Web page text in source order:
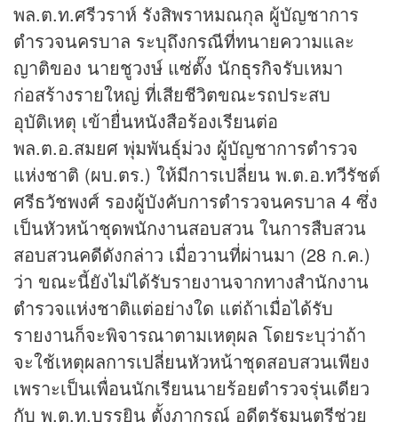
พล.ต.ท.ศรีวราห์ รังสิพราหมณกุล ผู้บัญชาการ
ตำรวจนครบาล ระบุถึงกรณีที่ทนายความและ
ญาติของ นายชูวงษ์ แซ่ตั๊ง นักธุรกิจรับเหมา
ก่อสร้างรายใหญ่ ที่เสียชีวิตขณะรถประสบ
อุบัติเหตุ เข้ายื่นหนังสือร้องเรียนต่อ
พล.ต.อ.สมยศ พุ่มพันธุ์ม่วง ผู้บัญชาการตำรวจ
แห่งชาติ (ผบ.ตร.) ให้มีการเปลี่ยน พ.ต.อ.ทวีรัชต์
ศรีธวัชพงศ์ รองผู้บังคับการตำรวจนครบาล 4 ซึ่ง
เป็นหัวหน้าชุดพนักงานสอบสวน ในการสืบสวน
สอบสวนคดีดังกล่าว เมื่อวานที่ผ่านมา (28 ก.ค.)
ว่า ขณะนี้ยังไม่ได้รับรายงานจากทางสำนักงาน
ตำรวจแห่งชาติแต่อย่างใด แต่ถ้าเมื่อได้รับ
รายงานก็จะพิจารณาตามเหตุผล โดยระบุว่าถ้า
จะใช้เหตุผลการเปลี่ยนหัวหน้าชุดสอบสวนเพียง
เพราะเป็นเพื่อนนักเรียนนายร้อยตำรวจรุ่นเดียว
กับ พ.ต.ท.บรรยิน ตั้งภากรณ์ อดีตรัฐมนตรีช่วย